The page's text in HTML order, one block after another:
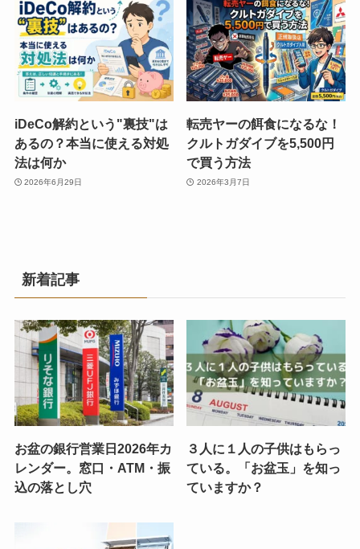
iDeCo解約という"裏技"は
あるの？本当に使える対処
法は何か
2026年6月29日
転売ヤーの餌食になるな！
クルトガダイブを5,500円
で買う方法
2026年3月7日
新着記事
お盆の銀行営業日2026年カ
レンダー。窓口・ATM・振
込の落とし穴
３人に１人の子供はもらっ
ている。「お盆玉」を知っ
ていますか？